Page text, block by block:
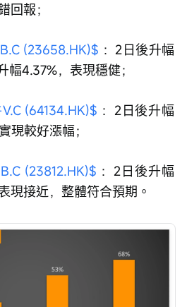
回報；
(23658.HK)$ ：2日後升幅
4.37%，表現穩健；
(64134.HK)$ ：2日後升幅
現較好漲幅；
(23812.HK)$ ：2日後升幅
現接近，整體符合預期。